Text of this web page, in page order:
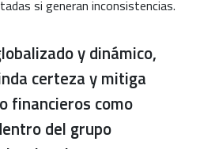
si generan inconsistencias.
y dinámico,
certeza y mitiga
financieros como
del grupo